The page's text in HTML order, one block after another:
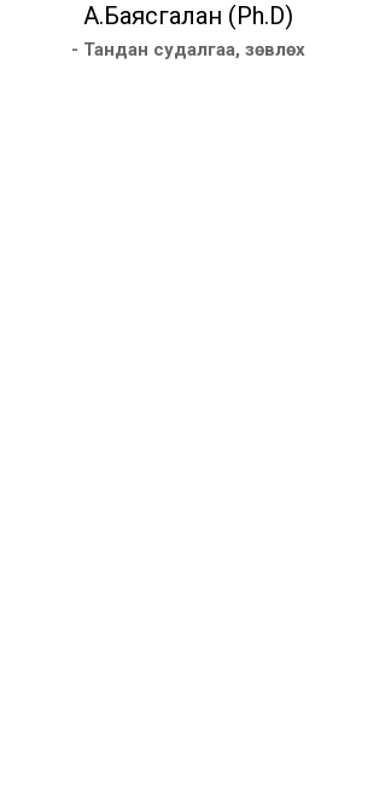
А.Баясгалан (Ph.D)
- Тандан судалгаа, зөвлөх